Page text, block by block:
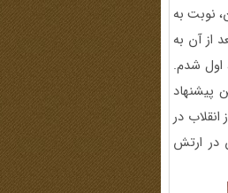
نوبت به
از آن به
20 دور از بین سربازها، اول ‌شدم.
پیشنهاد
در
در ارتش